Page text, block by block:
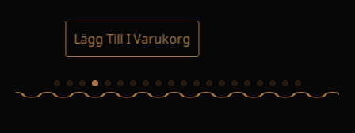
Lägg Till I Varukorg